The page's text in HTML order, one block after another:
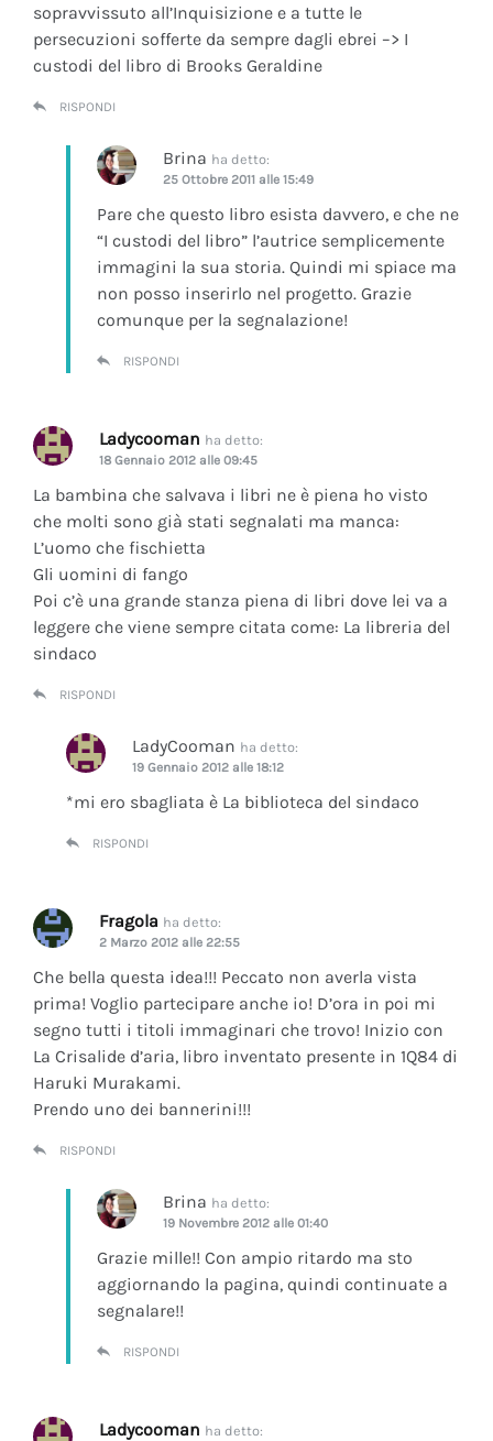
sopravvissuto all’Inquisizione e a tutte le
persecuzioni sofferte da sempre dagli ebrei –> I
custodi del libro di Brooks Geraldine
RISPONDI
Brina ha detto:
25 Ottobre 2011 alle 15:49
Pare che questo libro esista davvero, e che ne
“I custodi del libro” l’autrice semplicemente
immagini la sua storia. Quindi mi spiace ma
non posso inserirlo nel progetto. Grazie
comunque per la segnalazione!
RISPONDI
Ladycooman ha detto:
18 Gennaio 2012 alle 09:45
La bambina che salvava i libri ne è piena ho visto
che molti sono già stati segnalati ma manca:
L’uomo che fischietta
Gli uomini di fango
Poi c’è una grande stanza piena di libri dove lei va a
leggere che viene sempre citata come: La libreria del
sindaco
RISPONDI
LadyCooman ha detto:
19 Gennaio 2012 alle 18:12
*mi ero sbagliata è La biblioteca del sindaco
RISPONDI
Fragola ha detto:
2 Marzo 2012 alle 22:55
Che bella questa idea!!! Peccato non averla vista
prima! Voglio partecipare anche io! D’ora in poi mi
segno tutti i titoli immaginari che trovo! Inizio con
La Crisalide d’aria, libro inventato presente in 1Q84 di
Haruki Murakami.
Prendo uno dei bannerini!!!
RISPONDI
Brina ha detto:
19 Novembre 2012 alle 01:40
Grazie mille!! Con ampio ritardo ma sto
aggiornando la pagina, quindi continuate a
segnalare!!
RISPONDI
Ladycooman ha detto: